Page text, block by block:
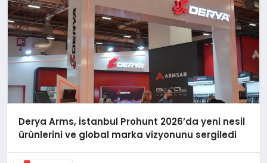
Derya Arms, İstanbul Prohunt 2026’da yeni nesil
ürünlerini ve global marka vizyonunu sergiledi